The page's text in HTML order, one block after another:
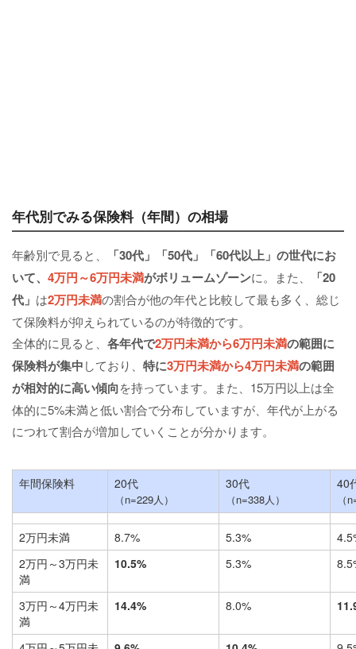
年代別でみる保険料（年間）の相場
年齢別で見ると、
「30代」「50代」「60代以上」の世代にお
いて、 4万円～6万円未満がボリュームゾーンに。また、
「20
代」 は2万円未満の割合が他の年代と比較して最も多く、総じ
て保険料が抑えられているのが特徴的です。
全体的に見ると、 各年代で2万円未満から6万円未満の範囲に
保険料が集中しており、 特に3万円未満から4万円未満の範囲
が相対的に高い傾向を持っています。また、15万円以上は全
体的に5%未満と低い割合で分布していますが、年代が上がる
につれて割合が増加していくことが分かります。
年間保険料 20代
（n=229人）
30代
（n=338人）
40
（
2万円未満 8.7% 5.3%
2万円～3万円未
満
10.5% 5.3%
3万円～4万円未
満
14.4% 8.0%